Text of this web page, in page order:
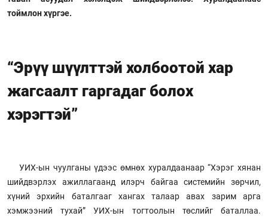
тоймлон хүргэе.
“Эрүү шүүлттэй холбоотой хар
жагсаалт гаргадаг болох
хэрэгтэй”
УИХ-ын чуулганы үдээс өмнөх хуралдаанаар “Хэрэг хянан
шийдвэрлэх ажиллагаанд илэрч байгаа системийн зөрчил,
хүний эрхийн баталгааг хангах талаар авах зарим арга
хэмжээний тухай” УИХ-ын тогтоолын төслийг баталлаа.